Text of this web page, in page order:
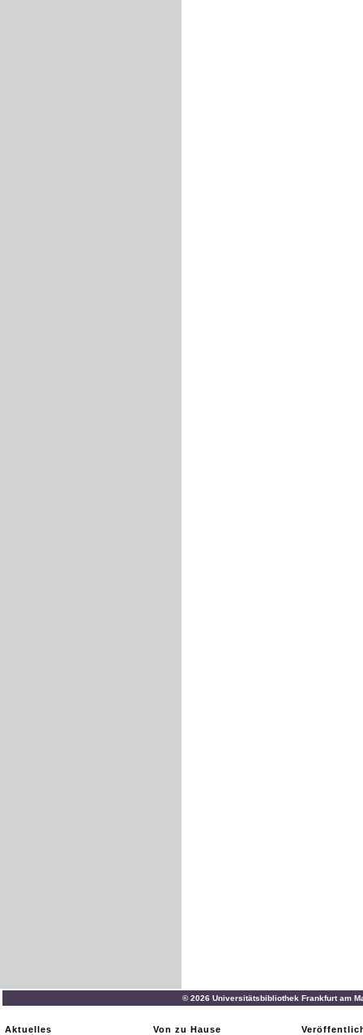
© 2026 Universitätsbibliothek Frankfurt am
Aktuelles
Von zu Hause